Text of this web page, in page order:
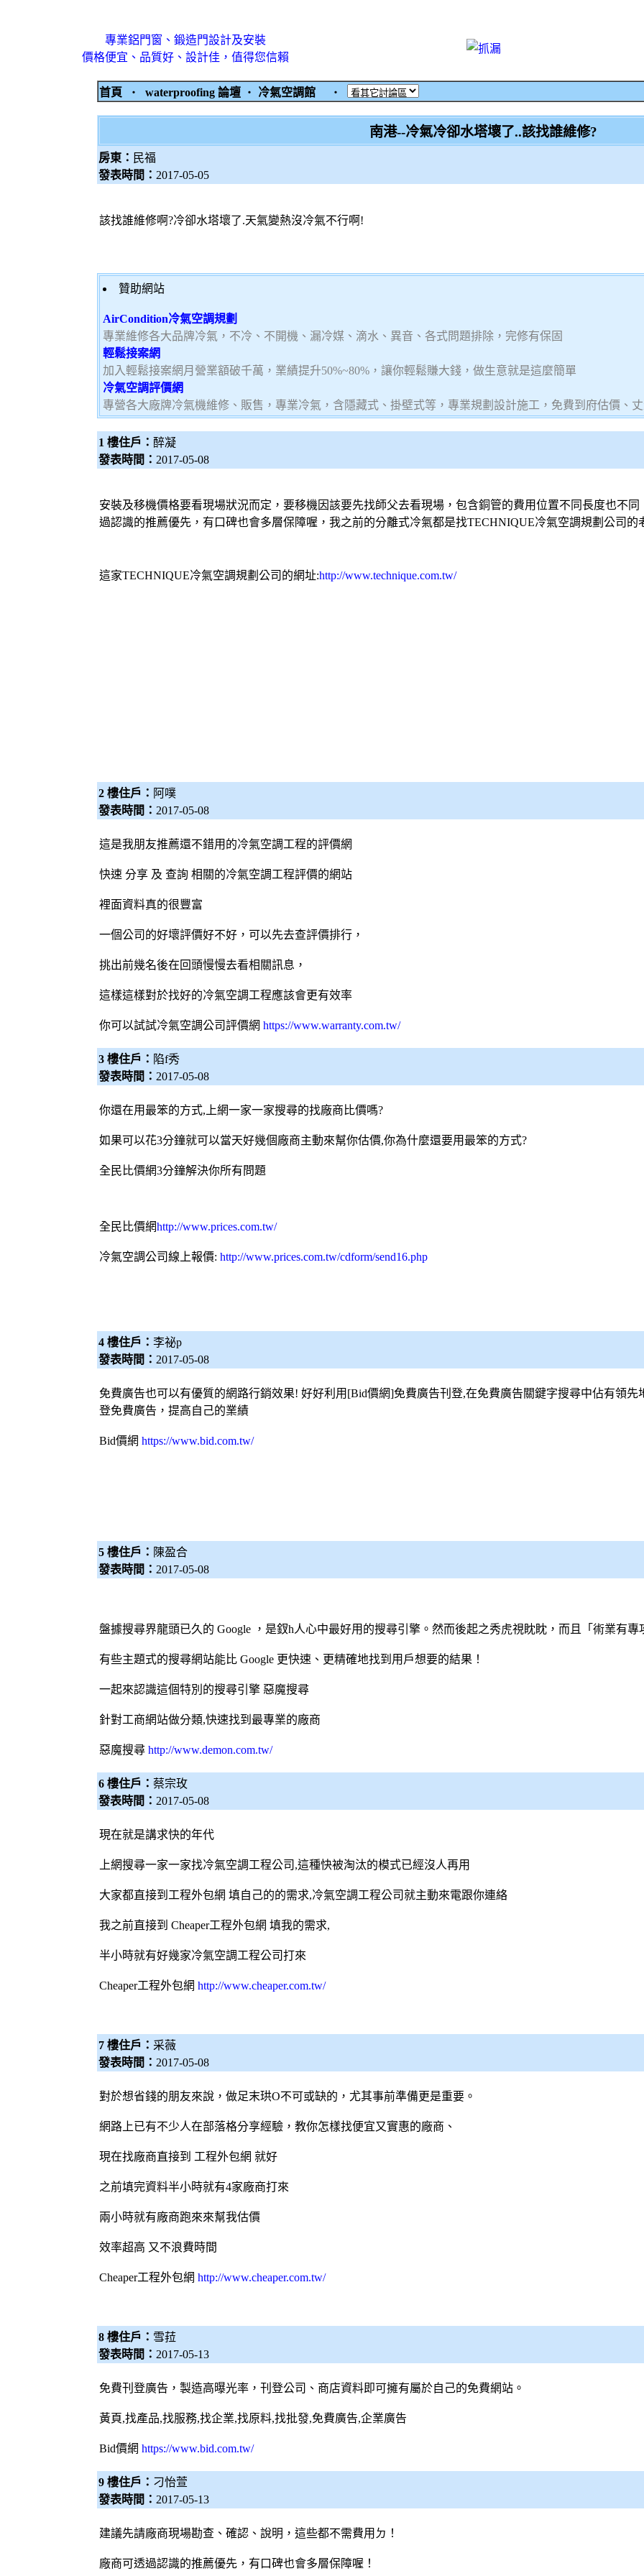
專業鋁門窗、鍛造門設計及安裝
價格便宜、品質好、設計佳，值得您信賴
首頁 ‧ waterproofing 論壇 ‧ 冷氣空調館 ‧
南港--冷氣冷卻水塔壞了..該找誰維修?
房東： 民福
發表時間： 2017-05-05
該找誰維修啊?冷卻水塔壞了.天氣變熱沒冷氣不行啊!
贊助網站
AirCondition冷氣空調規劃
專業維修各大品牌冷氣，不冷、不開機、漏冷媒、滴水、異音、各式問題排除，完修有保固
輕鬆接案網
加入輕鬆接案網月營業額破千萬，業績提升50%~80%，讓你輕鬆賺大錢，做生意就是這麼簡單
冷氣空調評價網
專營各大廠牌冷氣機維修、販售，專業冷氣，含隱藏式、掛壁式等，專業規劃設計施工，免費到府估價、
1 樓住戶： 醉凝
發表時間： 2017-05-08
安裝及移機價格要看現場狀況而定，要移機因該要先找師父去看現場，包含銅管的費用位置不同長度也不
過認識的推薦優先，有口碑也會多層保障喔，我之前的分離式冷氣都是找TECHNIQUE冷氣空調規劃公司的
這家TECHNIQUE冷氣空調規劃公司的網址:http://www.technique.com.tw/
2 樓住戶： 阿噗
發表時間： 2017-05-08
這是我朋友推薦還不錯用的冷氣空調工程的評價網
快速 分享 及 查詢 相關的冷氣空調工程評價的網站
裡面資料真的很豐富
一個公司的好壞評價好不好，可以先去查評價排行，
挑出前幾名後在回頭慢慢去看相關訊息，
這樣這樣對於找好的冷氣空調工程應該會更有效率
你可以試試冷氣空調公司評價網 https://www.warranty.com.tw/
3 樓住戶： 陷f秀
發表時間： 2017-05-08
你還在用最笨的方式,上網一家一家搜尋的找廠商比價嗎?
如果可以花3分鐘就可以當天好幾個廠商主動來幫你估價,你為什麼還要用最笨的方式?
全民比價網3分鐘解決你所有問題
全民比價網http://www.prices.com.tw/
冷氣空調公司線上報價: http://www.prices.com.tw/cdform/send16.php
4 樓住戶： 李祕p
發表時間： 2017-05-08
免費廣告也可以有優質的網路行銷效果! 好好利用[Bid價網]免費廣告刊登,在免費廣告關鍵字搜尋中佔有領
登免費廣告，提高自己的業績
Bid價網 https://www.bid.com.tw/
5 樓住戶： 陳盈合
發表時間： 2017-05-08
盤據搜尋界龍頭已久的 Google ，是釵h人心中最好用的搜尋引擎。然而後起之秀虎視眈眈，而且「術業有專
有些主題式的搜尋網站能比 Google 更快速、更精確地找到用戶想要的結果！
一起來認識這個特別的搜尋引擎 惡魔搜尋
針對工商網站做分類,快速找到最專業的廠商
惡魔搜尋 http://www.demon.com.tw/
6 樓住戶： 蔡宗玫
發表時間： 2017-05-08
現在就是講求快的年代
上網搜尋一家一家找冷氣空調工程公司,這種快被淘汰的模式已經沒人再用
大家都直接到工程外包網 填自己的的需求,冷氣空調工程公司就主動來電跟你連絡
我之前直接到 Cheaper工程外包網 填我的需求,
半小時就有好幾家冷氣空調工程公司打來
Cheaper工程外包網 http://www.cheaper.com.tw/
7 樓住戶： 采薇
發表時間： 2017-05-08
對於想省錢的朋友來說，做足末珙O不可或缺的，尤其事前準備更是重要。
網路上已有不少人在部落格分享經驗，教你怎樣找便宜又實惠的廠商、
現在找廠商直接到 工程外包網 就好
之前填完資料半小時就有4家廠商打來
兩小時就有廠商跑來來幫我估價
效率超高 又不浪費時間
Cheaper工程外包網 http://www.cheaper.com.tw/
8 樓住戶： 雪菈
發表時間： 2017-05-13
免費刊登廣告，製造高曝光率，刊登公司、商店資料即可擁有屬於自己的免費網站。
黃頁,找產品,找服務,找企業,找原料,找批發,免費廣告,企業廣告
Bid價網 https://www.bid.com.tw/
9 樓住戶： 刁怡萱
發表時間： 2017-05-13
建議先請廠商現場勘查、確認、說明，這些都不需費用ㄉ！
廠商可透過認識的推薦優先，有口碑也會多層保障喔！